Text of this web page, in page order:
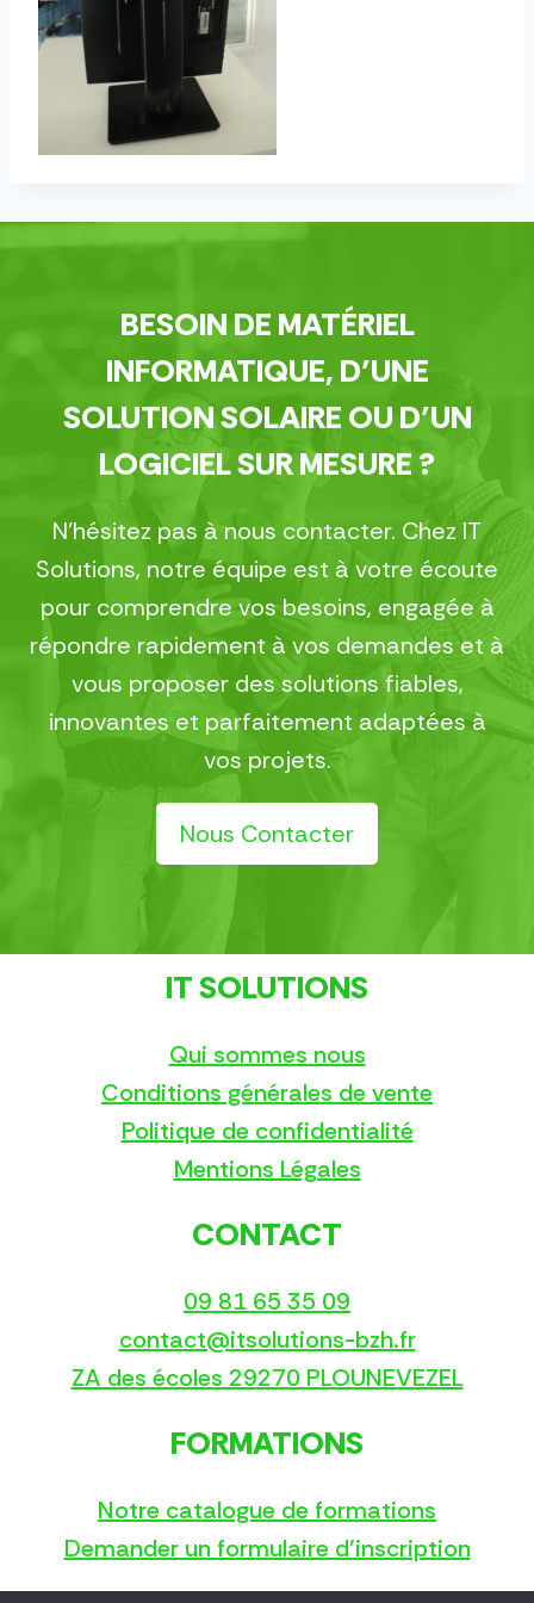
BESOIN DE MATÉRIEL
INFORMATIQUE, D’UNE
SOLUTION SOLAIRE OU D’UN
LOGICIEL SUR MESURE ?
N’hésitez pas à nous contacter. Chez IT
Solutions, notre équipe est à votre écoute
pour comprendre vos besoins, engagée à
répondre rapidement à vos demandes et à
vous proposer des solutions fiables,
innovantes et parfaitement adaptées à
vos projets.
Nous Contacter
IT SOLUTIONS
Qui sommes nous
Conditions générales de vente
Politique de confidentialité
Mentions Légales
CONTACT
09 81 65 35 09
contact@itsolutions-bzh.fr
ZA des écoles 29270 PLOUNEVEZEL
FORMATIONS
Notre catalogue de formations
Demander un formulaire d’inscription